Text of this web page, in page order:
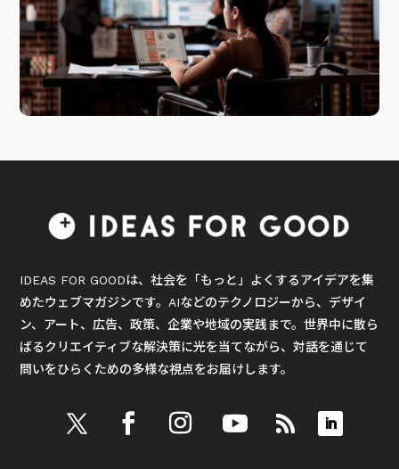
IDEAS FOR GOODは、社会を「もっと」よくするアイデアを集
めたウェブマガジンです。AIなどのテクノロジーから、デザイ
ン、アート、広告、政策、企業や地域の実践まで。世界中に散ら
ばるクリエイティブな解決策に光を当てながら、対話を通じて
問いをひらくための多様な視点をお届けします。